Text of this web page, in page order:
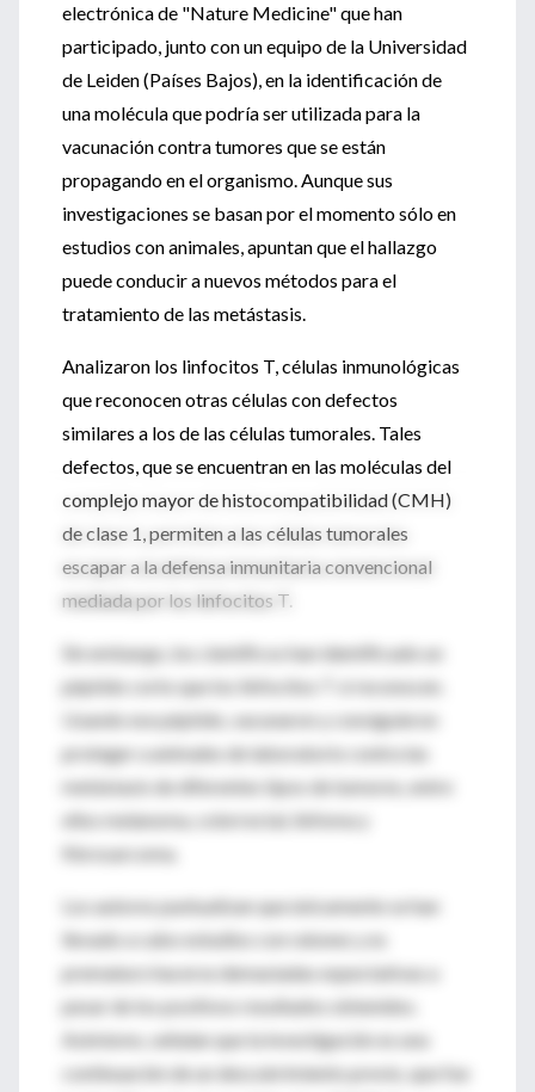
electrónica de "Nature Medicine" que han
participado, junto con un equipo de la Universidad
de Leiden (Países Bajos), en la identificación de
una molécula que podría ser utilizada para la
vacunación contra tumores que se están
propagando en el organismo. Aunque sus
investigaciones se basan por el momento sólo en
estudios con animales, apuntan que el hallazgo
puede conducir a nuevos métodos para el
tratamiento de las metástasis.
Analizaron los linfocitos T, células inmunológicas
que reconocen otras células con defectos
similares a los de las células tumorales. Tales
defectos, que se encuentran en las moléculas del
complejo mayor de histocompatibilidad (CMH)
de clase 1, permiten a las células tumorales
escapar a la defensa inmunitaria convencional
mediada por los linfocitos T.
Sin embargo, los científicos han identificado un
péptido corto que los linfocitos T sí reconocen.
Usando ese péptido, vacunaron y consiguieron
proteger a animales de laboratorio contra las
metástasis de diferentes tipos de tumores, entre
ellos melanoma, colorrectal, linfoma y
fibrosarcoma.
Los autores puntualizan que únicamente se han
llevado a cabo estudios con ratones y es
prematuro hacerse demasiadas expectativas a
pesar de los positivos resultados obtenidos.
Asimismo, señalan que la investigación es una
continuación de un descubrimiento previo, que fue